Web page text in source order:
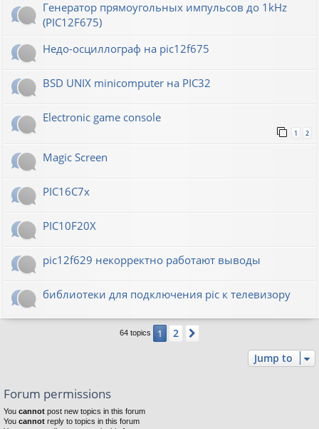
Генератор прямоугольных импульсов до 1kHz
(PIC12F675)
Недо-осциллограф на pic12f675
BSD UNIX minicomputer на PIC32
Electronic game console
1 2
Magic Screen
PIC16C7x
PIC10F20Х
pic12f629 некорректно работают выводы
библиотеки для подключения pic к телевизору
64 topics 1 2
Jump to
Forum permissions
You cannot post new topics in this forum
You cannot reply to topics in this forum